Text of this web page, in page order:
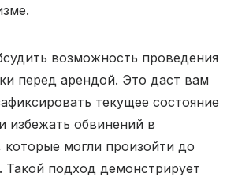
возможность проведения
перед арендой. Это даст вам
текущее состояние
избежать обвинений в
которые могли произойти до
Такой подход демонстрирует